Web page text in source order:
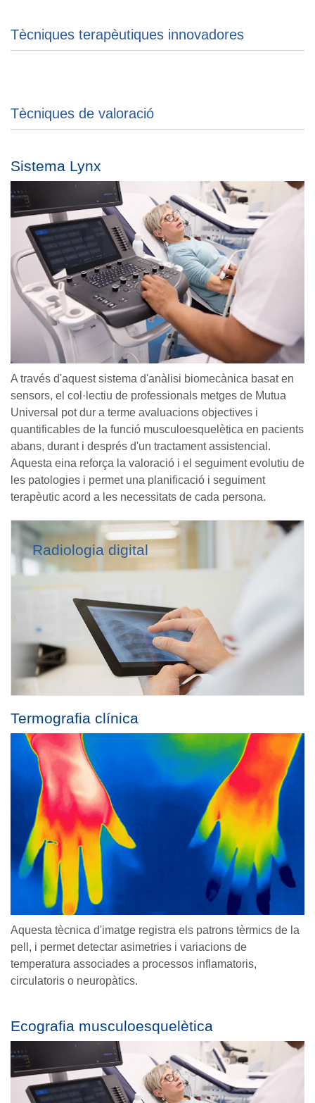
Tècniques terapèutiques innovadores
Tècniques de valoració
Sistema Lynx
A través d'aquest sistema d'anàlisi biomecànica basat en
sensors, el col·lectiu de professionals metges de Mutua
Universal pot dur a terme avaluacions objectives i
quantificables de la funció musculoesquelètica en pacients
abans, durant i després d'un tractament assistencial.
Aquesta eina reforça la valoració i el seguiment evolutiu de
les patologies i permet una planificació i seguiment
terapèutic acord a les necessitats de cada persona.
Radiologia digital
Termografia clínica
Aquesta tècnica d'imatge registra els patrons tèrmics de la
pell, i permet detectar asimetries i variacions de
temperatura associades a processos inflamatoris,
circulatoris o neuropàtics.
Ecografia musculoesquelètica